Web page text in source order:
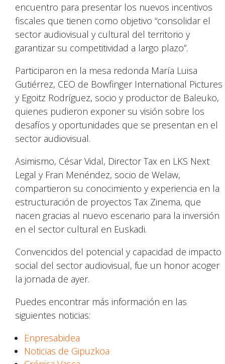
encuentro para presentar los nuevos incentivos
fiscales que tienen como objetivo “consolidar el
sector audiovisual y cultural del territorio y
garantizar su competitividad a largo plazo”.
Participaron en la mesa redonda María Luisa
Gutiérrez, CEO de Bowfinger International Pictures
y Egoitz Rodríguez, socio y productor de Baleuko,
quienes pudieron exponer su visión sobre los
desafíos y oportunidades que se presentan en el
sector audiovisual.
Asimismo, César Vidal, Director Tax en LKS Next
Legal y Fran Menéndez, socio de Welaw,
compartieron su conocimiento y experiencia en la
estructuración de proyectos Tax Zinema, que
nacen gracias al nuevo escenario para la inversión
en el sector cultural en Euskadi.
Convencidos del potencial y capacidad de impacto
social del sector audiovisual, fue un honor acoger
la jornada de ayer.
Puedes encontrar más información en las
siguientes noticias:
Enpresabidea
Noticias de Gipuzkoa